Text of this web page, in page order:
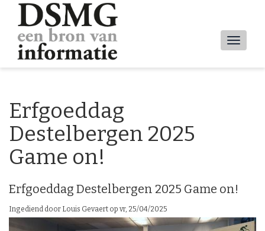
Main
Erfgoeddag
Destelbergen 2025
Game on!
Erfgoeddag Destelbergen 2025 Game on!
Ingediend door Louis Gevaert op vr, 25/04/2025